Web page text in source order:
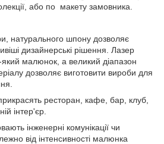
або по макету замовника.
натурального шпону дозволяє
дизайнерські рішення. Лазер
який малюнок, а великий діапазон
дозволяє виготовити вироби для
ресторан, кафе, бар, клуб,
інтер'єр.
інженерні комунікації чи
від інтенсивності малюнка